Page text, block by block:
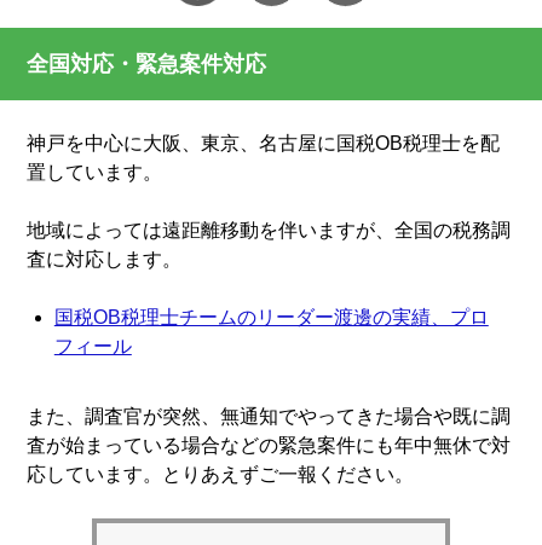
全国対応・緊急案件対応
神戸を中心に大阪、東京、名古屋に国税OB税理士を配
置しています。
地域によっては遠距離移動を伴いますが、全国の税務調
査に対応します。
国税OB税理士チームのリーダー渡邊の実績、プロ
フィール
また、調査官が突然、無通知でやってきた場合や既に調
査が始まっている場合などの緊急案件にも年中無休で対
応しています。とりあえずご一報ください。